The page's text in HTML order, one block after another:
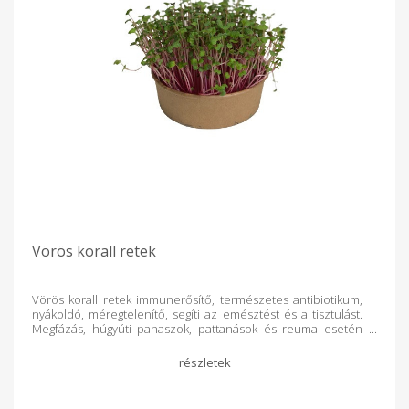
textilzsákokból az átadóponton átrakhatod saját dobozodba
vagy textilzsákodba, a kosárközösség pedig visszajuttatja
hozzám a zsákokat. Azonban nyugodtan haza is viheted
ezekben a megrendelt minisalátádat. Ez esetben kérlek, hogy
következő alkalommal juttasd vissza a Dombvidék
kosárközöség önkéntesei részére, hogy újból fel tudjam
használni egy következő megrendelés környezettudatos
csomagolásához. Odafigyelésedet hálásan köszönöm.
Vörös korall retek
Vörös korall retek immunerősítő, természetes antibiotikum,
nyákoldó, méregtelenítő, segíti az emésztést és a tisztulást.
Megfázás, húgyúti panaszok, pattanások és reuma esetén
foszfort tartalmaz. Íze csípős retekíz. Mini Saláta? Miért? A
mini saláták vitaminokban, nyomelemekben és ásványi